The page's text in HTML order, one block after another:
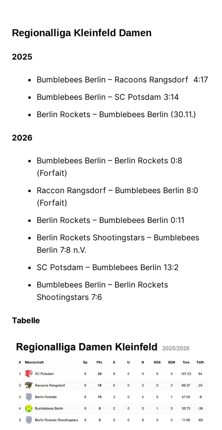
Regionalliga Kleinfeld Damen
2025
Bumblebees Berlin – Racoons Rangsdorf 4:17
Bumblebees Berlin – SC Potsdam 3:14
Berlin Rockets – Bumblebees Berlin (30.11.)
2026
Bumblebees Berlin – Berlin Rockets 0:8
(Forfait)
Raccon Rangsdorf – Bumblebees Berlin 8:0
(Forfait)
Berlin Rockets – Bumblebees Berlin 0:11
Berlin Rockets Shootingstars – Bumblebees
Berlin 7:8 n.V.
SC Potsdam – Bumblebees Berlin 13:2
Bumblebees Berlin – Berlin Rockets
Shootingstars 7:6
Tabelle